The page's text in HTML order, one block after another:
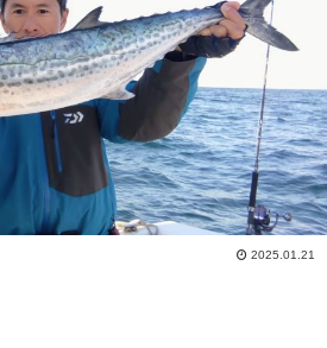
2025.01.21